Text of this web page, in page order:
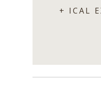
+ ICAL